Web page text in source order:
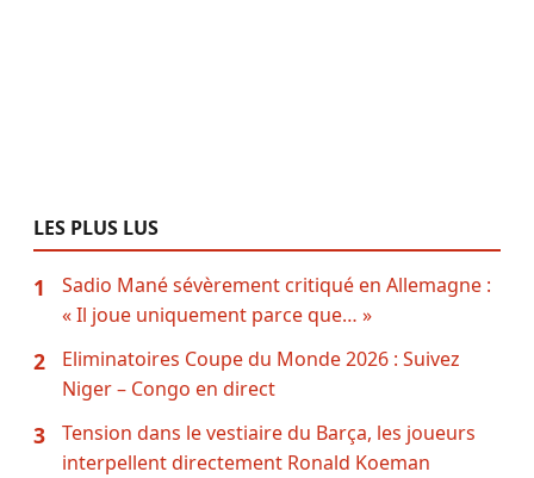
LES PLUS LUS
1
Sadio Mané sévèrement critiqué en Allemagne :
« Il joue uniquement parce que… »
2
Eliminatoires Coupe du Monde 2026 : Suivez
Niger – Congo en direct
3
Tension dans le vestiaire du Barça, les joueurs
interpellent directement Ronald Koeman